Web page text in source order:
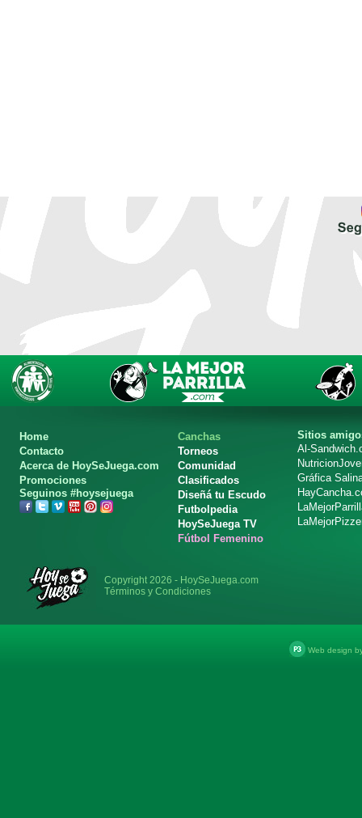
Home
Contacto
Acerca de HoySeJuega.com
Promociones
Seguinos #hoysejuega
Canchas
Torneos
Comunidad
Clasificados
Diseñá tu Escudo
Futbolpedia
HoySeJuega TV
Fútbol Femenino
Sitios
Al-
Gráfica
Copyright 2026 - HoySeJuega.com
Términos y Condiciones
Web design